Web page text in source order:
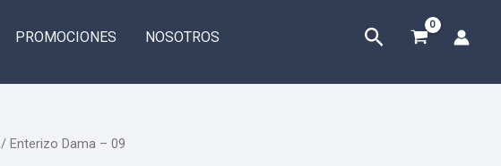
PROMOCIONES NOSOTROS Buscar
/ Enterizo Dama – 09